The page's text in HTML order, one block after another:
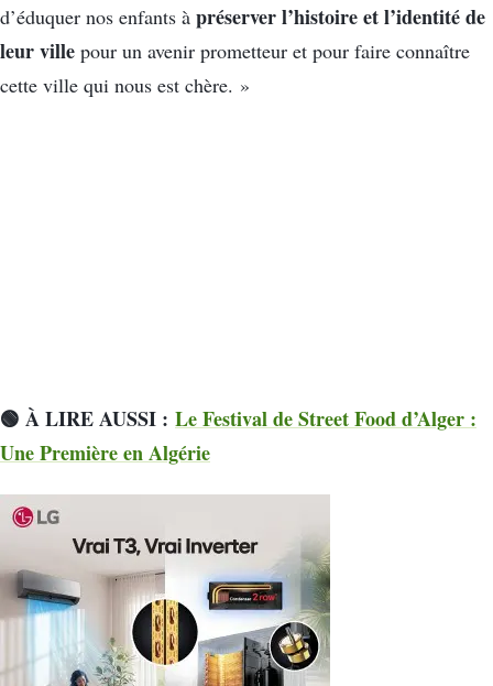
d’éduquer nos enfants à préserver l’histoire et l’identité de
leur ville pour un avenir prometteur et pour faire connaître
cette ville qui nous est chère. »
🟢 À LIRE AUSSI : Le Festival de Street Food d’Alger :
Une Première en Algérie